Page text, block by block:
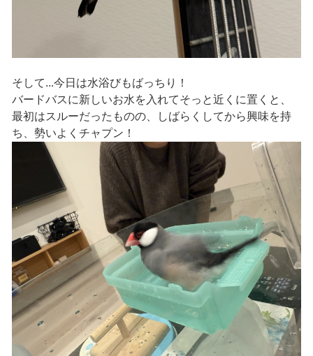
そして...今日は水浴びもばっちり！
バードバスに新しいお水を入れてそっと近くに置くと、
最初はスルーだったものの、しばらくしてから興味を持
ち、勢いよくチャプン！